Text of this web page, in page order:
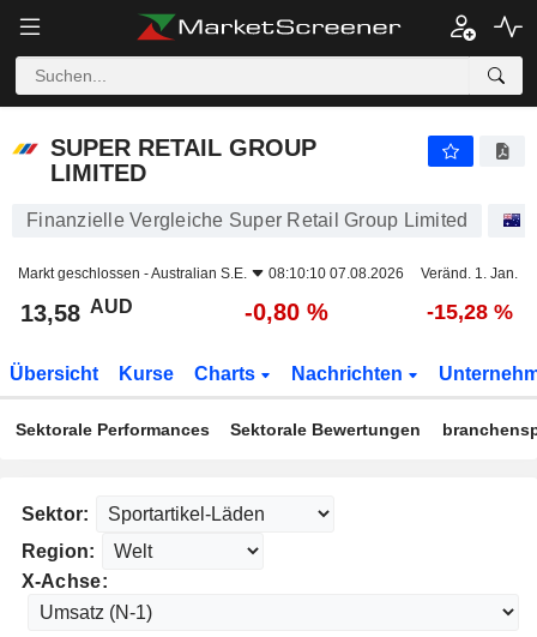
SUPER RETAIL GROUP
LIMITED
Finanzielle Vergleiche Super Retail Group Limited
Markt geschlossen -Australian S.E. 08:10:10 07.08.2026 Veränd. 1. Jan.
13,58 AUD -0,80 % -15,28 %
Übersicht Kurse Charts Nachrichten
Sektorale Performances Sektorale Bewertungen
Sektor:
Region:
X-Achse: